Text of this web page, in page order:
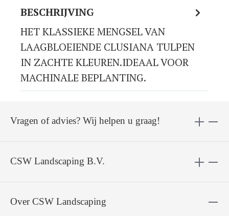
BESCHRIJVING
HET KLASSIEKE MENGSEL VAN
LAAGBLOEIENDE CLUSIANA TULPEN
IN ZACHTE KLEUREN.IDEAAL VOOR
MACHINALE BEPLANTING.
CSW Landscaping B.V.
Vragen of advies? Wij helpen u graag!
Over CSW Landscaping